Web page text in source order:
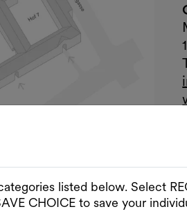
listed below. Select
CHOICE to save your